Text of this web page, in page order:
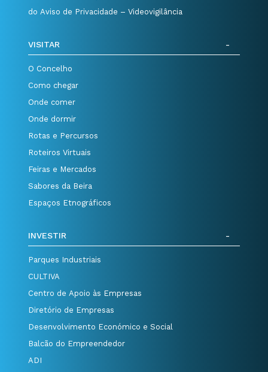
do Aviso de Privacidade – Videovigilância
VISITAR
O Concelho
Como chegar
Onde comer
Onde dormir
Rotas e Percursos
Roteiros Virtuais
Feiras e Mercados
Sabores da Beira
Espaços Etnográficos
INVESTIR
Parques Industriais
CULTIVA
Centro de Apoio às Empresas
Diretório de Empresas
Desenvolvimento Económico e Social
Balcão do Empreendedor
ADI